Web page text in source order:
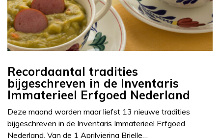
Recordaantal tradities
bijgeschreven in de Inventaris
Immaterieel Erfgoed Nederland
Deze maand worden maar liefst 13 nieuwe tradities
bijgeschreven in de Inventaris Immaterieel Erfgoed
Nederland. Van de 1 Aprilviering Brielle…